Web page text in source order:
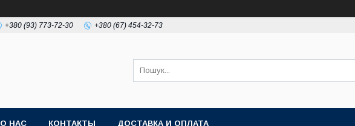
+380 (93) 773-72-30 +380 (67) 454-32-73
О НАС КОНТАКТЫ ДОСТАВКА И ОПЛАТА